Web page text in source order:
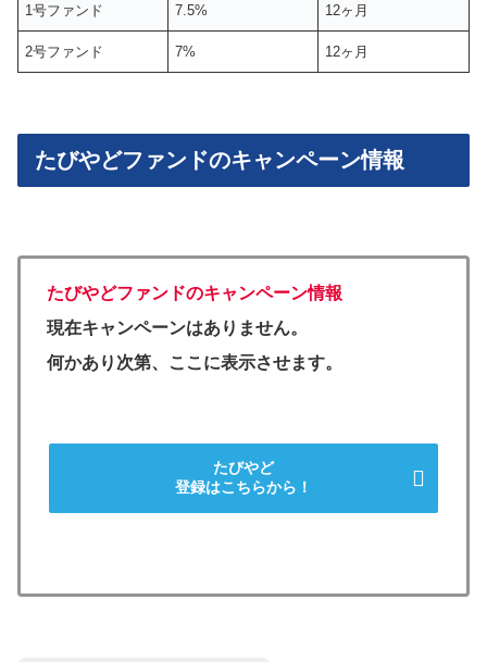
1号ファンド 7.5% 12ヶ月
2号ファンド 7% 12ヶ月
たびやどファンドのキャンペーン情報
たびやどファンドのキャンペーン情報
現在キャンペーンはありません。
何かあり次第、ここに表示させます。
たびやど
登録はこちらから！